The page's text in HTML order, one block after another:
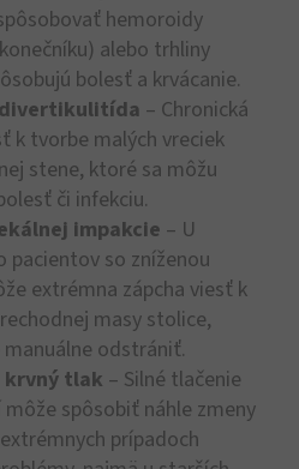
hemoroidy
alebo trhliny
bolesť a krvácanie.
– Chronická
k tvorbe malých vreciek
stene, ktoré sa môžu
či infekciu.
impakcie – U
pacientov so zníženou
extrémna zápcha viesť k
masy stolice,
odstrániť.
krvný tlak – Silné tlačenie
spôsobiť náhle zmeny
prípadoch